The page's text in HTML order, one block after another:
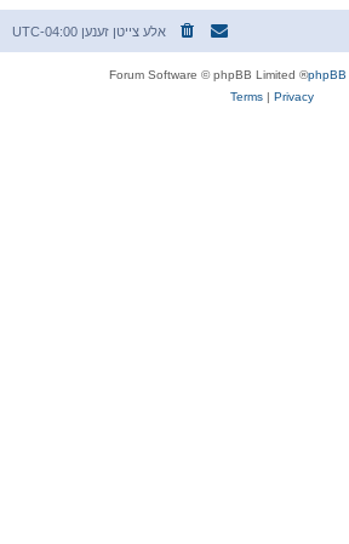
אלע צייטן זענען UTC-04:00
phpBB
® Forum Software © phpBB Limited
Privacy
|
Terms